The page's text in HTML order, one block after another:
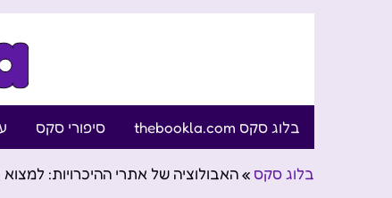
בלוג סקס thebookla.com סיפורי סקס
בלוג סקס »האבולוציה של אתרי ההיכרויות: למצוא